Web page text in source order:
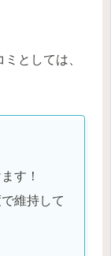
としては、
す！
維持して